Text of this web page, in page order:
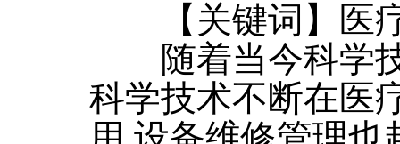
【关键词】医
随着当今科学技
科学技术不断在医